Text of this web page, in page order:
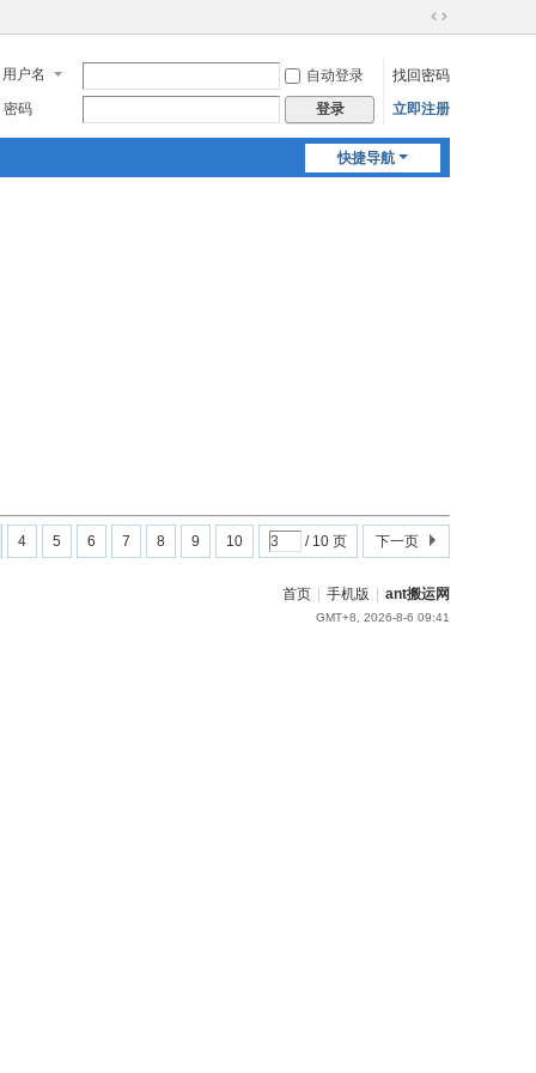
切
到
宽
用户名 自动登录
找回密码
密码
登录 立即注册
快捷导航
4 5 6 7 8 9 10 / 10 页 下一页
首页 手机版 ant搬运网
GMT+8, 2026-8-6 09:41